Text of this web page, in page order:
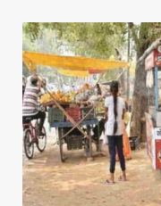
at
s
A
p
p
c
e
b
o
o
k